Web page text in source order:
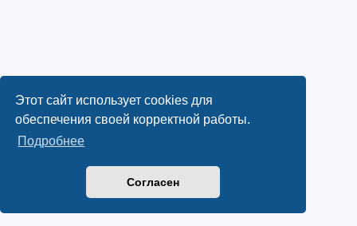
Этот сайт использует cookies для
обеспечения своей корректной работы.
Подробнее
Согласен